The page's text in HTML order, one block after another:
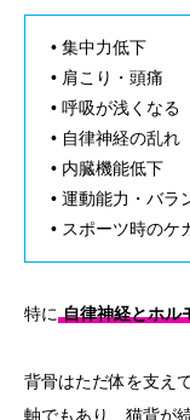
• 集中力低下
• 肩こり・頭痛
• 呼吸が浅くなる
• 自律神経の乱れ
• 内臓機能低下
• 運動能力・バラ
• スポーツ時のケ
特に自律神経とホル
背骨はただ体を支え
軸でもあり、猫背が